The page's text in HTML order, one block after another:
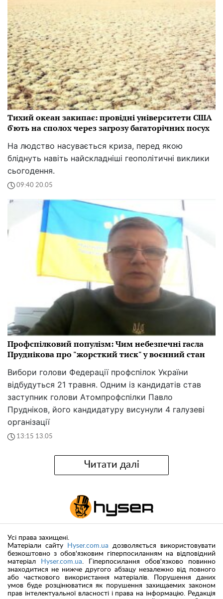
Тихий океан закипає: провідні університети США
б'ють на сполох через загрозу багаторічних посух
На людство насувається криза, перед якою
бліднуть навіть найскладніші геополітичні виклики
сьогодення.
09:40 20.05
Профспілковий популізм: Чим небезпечні гасла
Пруднікова про "жорсткий тиск" у воєнний стан
Вибори голови Федерації профспілок України
відбудуться 21 травня. Одним із кандидатів став
заступник голови Атомпрофспілки Павло
Прудніков, його кандидатуру висунули 4 галузеві
організації
13:15 13.05
Читати далі
Усі права захищені.
Матеріали сайту
Hyser.com.ua дозволяється використовувати
безкоштовно з обов'язковим гіперпосиланням на відповідний
матеріал
Hyser.com.ua . Гіперпосилання обов'язково повинно
знаходитися не нижче другого абзацу незалежно від повного
або часткового використання матеріалів. Порушення даних
умов буде розцінюватися як порушення захищаемих законом
прав інтелектуальної власності і права на інформацію. Редакція